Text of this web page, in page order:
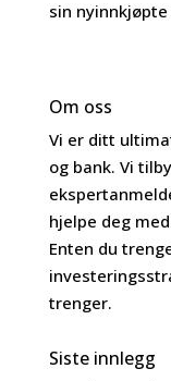
sin
Om oss
Vi er ditt
og bank. Vi
hjelpe deg
Enten du
trenger.
Siste innlegg